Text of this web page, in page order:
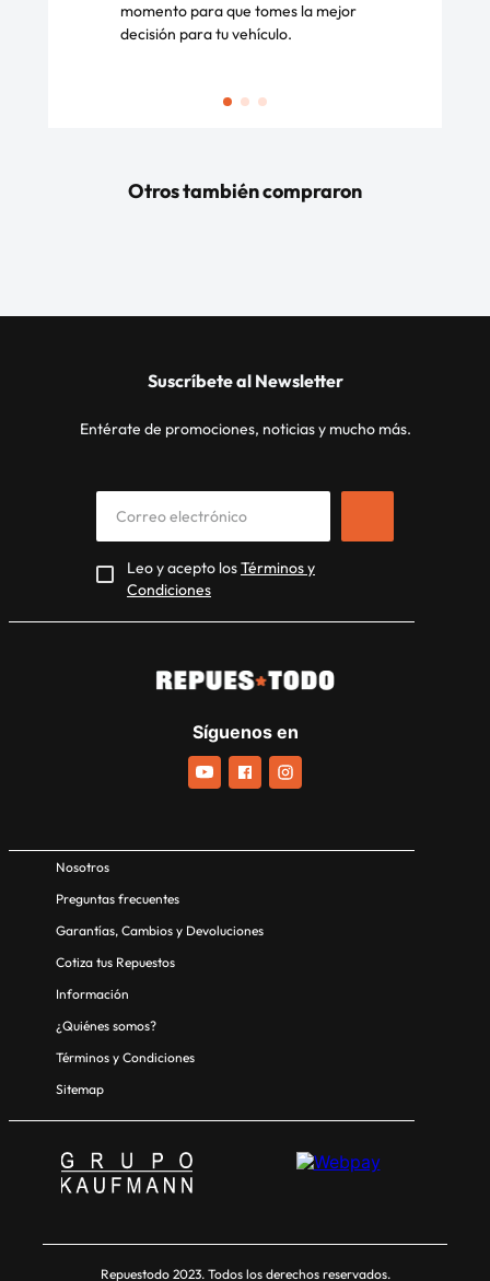
momento para que tomes la mejor
decisión para tu vehículo.
Otros también compraron
Suscríbete al Newsletter
Entérate de promociones, noticias y mucho más.
Leo y acepto losTérminos y
Condiciones
Síguenos en
Nosotros
Preguntas frecuentes
Garantías, Cambios y Devoluciones
Cotiza tus Repuestos
Información
¿Quiénes somos?
Términos y Condiciones
Sitemap
Repuestodo 2023. Todos los derechos reservados.